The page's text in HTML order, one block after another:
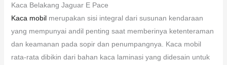
Kaca Belakang Jaguar E Pace
Kaca mobilmerupakan sisi integral dari susunan kendaraan
yang mempunyai andil penting saat memberinya ketenteraman
dan keamanan pada sopir dan penumpangnya. Kaca mobil
rata-rata dibikin dari bahan kaca laminasi yang didesain untuk